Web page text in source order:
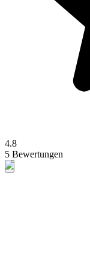
4.8
5 Bewertungen